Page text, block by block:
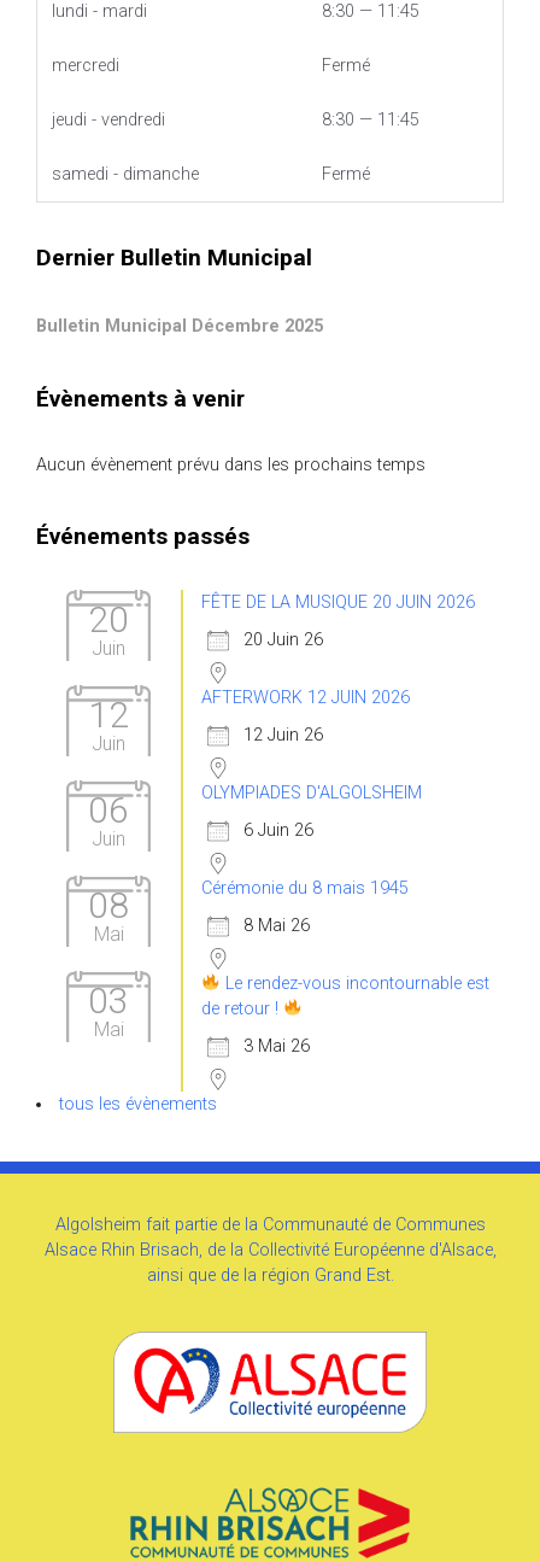
lundi - mardi 8:30 — 11:45
mercredi Fermé
jeudi - vendredi 8:30 — 11:45
samedi - dimanche Fermé
Dernier Bulletin Municipal
Bulletin Municipal Décembre 2025
Évènements à venir
Aucun évènement prévu dans les prochains temps
Événements passés
20
Juin
FÊTE DE LA MUSIQUE 20 JUIN 2026
20 Juin 26
12
Juin
AFTERWORK 12 JUIN 2026
12 Juin 26
06
Juin
OLYMPIADES D'ALGOLSHEIM
6 Juin 26
08
Mai
Cérémonie du 8 mais 1945
8 Mai 26
03
Mai
Le rendez-vous incontournable est
de retour !
3 Mai 26
tous les évènements
Algolsheim fait partie de la Communauté de Communes
Alsace Rhin Brisach, de la Collectivité Européenne d'Alsace,
ainsi que de la région Grand Est.